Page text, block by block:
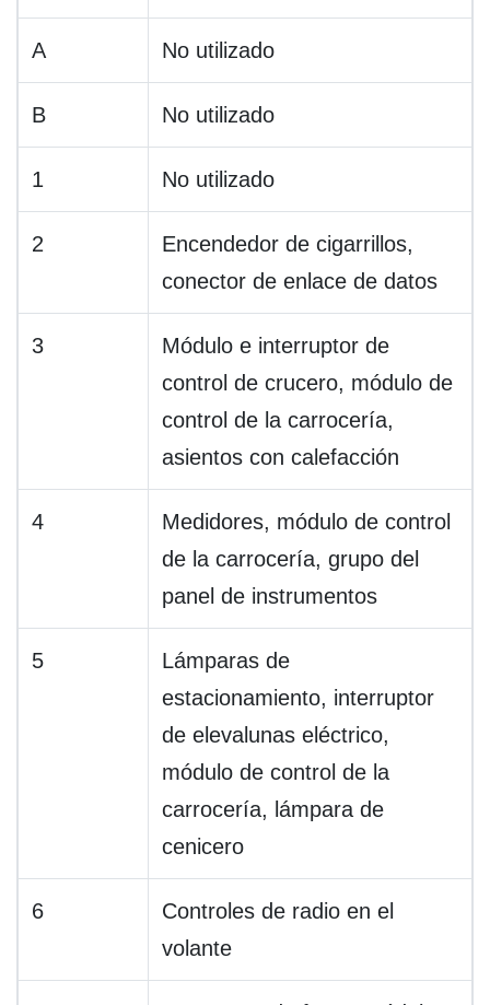
A No utilizado
B No utilizado
1 No utilizado
2
Encendedor de cigarrillos,
conector de enlace de datos
3
Módulo e interruptor de
control de crucero, módulo de
control de la carrocería,
asientos con calefacción
4
Medidores, módulo de control
de la carrocería, grupo del
panel de instrumentos
5
Lámparas de
estacionamiento, interruptor
de elevalunas eléctrico,
módulo de control de la
carrocería, lámpara de
cenicero
6
Controles de radio en el
volante